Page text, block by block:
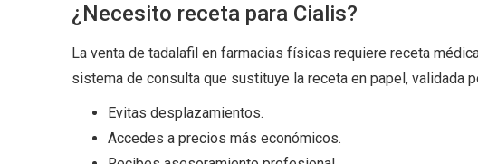
¿Necesito receta para Cialis?
La venta de tadalafil en farmacias físicas requiere receta
sistema de consulta que sustituye la receta en papel, validada
Evitas desplazamientos.
Accedes a precios más económicos.